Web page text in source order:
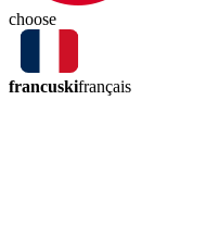
choose
francuskifrançais